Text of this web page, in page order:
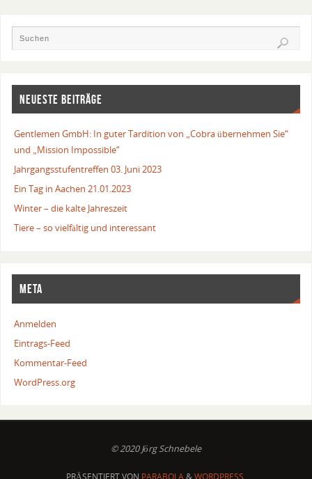
NEUESTE BEITRÄGE
Gentlemen GmbH: In guter Tardition von „Cobra übernehmen Sie“
und „Mission Impossible“
Jahrgangsstufentreffen 03. Juni 2023
Ein Tag in Aachen 21.01.2023
Winter – die kalte Jahreszeit
Tiere – so vielfältig und interessant
META
Anmelden
Eintrags-Feed
Kommentar-Feed
WordPress.org
© 2020 Jörg Schnebele
PRÄSENTIERT VON PARABOLA & WORDPRESS.